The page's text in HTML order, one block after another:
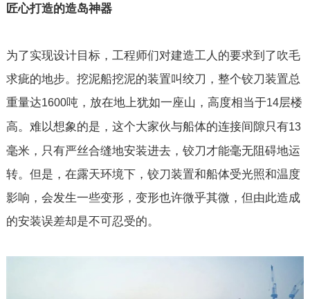
匠心打造的造岛神器
为了实现设计目标，工程师们对建造工人的要求到了吹毛
求疵的地步。挖泥船挖泥的装置叫绞刀，整个铰刀装置总
重量达1600吨，放在地上犹如一座山，高度相当于14层楼
高。难以想象的是，这个大家伙与船体的连接间隙只有13
毫米，只有严丝合缝地安装进去，铰刀才能毫无阻碍地运
转。但是，在露天环境下，铰刀装置和船体受光照和温度
影响，会发生一些变形，变形也许微乎其微，但由此造成
的安装误差却是不可忍受的。